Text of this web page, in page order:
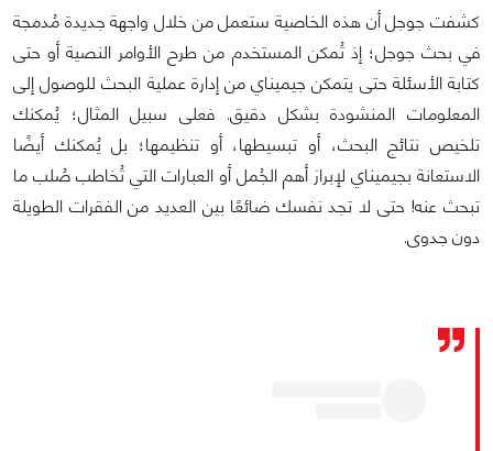
كشفت جوجل أن هذه الخاصية ستعمل من خلال واجهة جديدة مُدمجة
في بحث جوجل؛ إذ تُمكن المستخدم من طرح الأوامر النصية أو حتى
كتابة الأسئلة حتى يتمكن جيميناي من إدارة عملية البحث للوصول إلى
المعلومات المنشودة بشكل دقيق. فعلى سبيل المثال؛ يُمكنك
تلخيص نتائج البحث، أو تبسيطها، أو تنظيمها؛ بل يُمكنك أيضًا
الاستعانة بجيميناي لإبراز أهم الجُمل أو العبارات التي تُخاطب صُلب ما
تبحث عنه! حتى لا تجد نفسك ضائعًا بين العديد من الفقرات الطويلة
دون جدوى.